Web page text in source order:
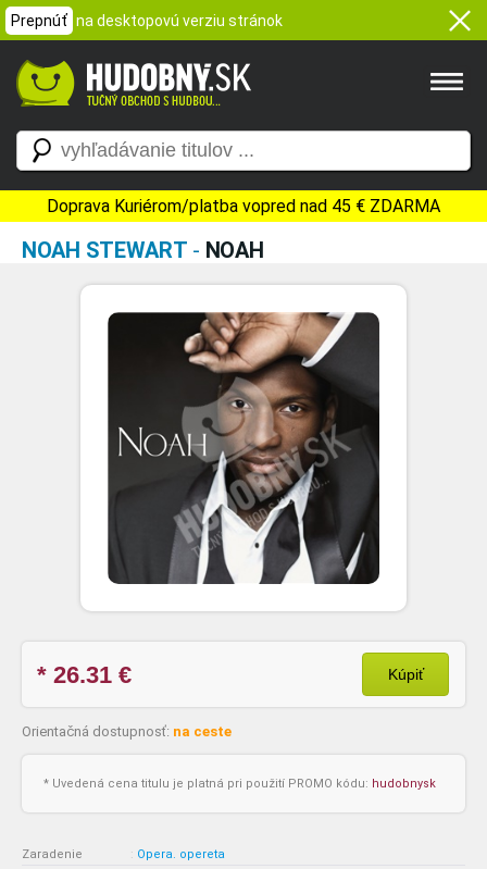
Prepnúť na desktopovú verziu stránok
Doprava Kuriérom/platba vopred nad 45 € ZDARMA
NOAH STEWART - NOAH
* 26.31 € Kúpiť
Orientačná dostupnosť: na ceste
* Uvedená cena titulu je platná pri použití PROMO kódu: hudobnysk
Zaradenie : Opera. opereta